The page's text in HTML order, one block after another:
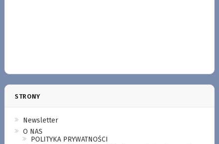
STRONY
Newsletter
O NAS
POLITYKA PRYWATNOŚCI